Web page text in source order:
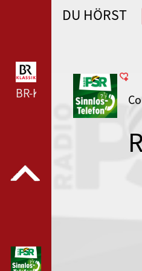
WDR 4 --- WDR 4 ---
BR-KLASSIK --- BR-
DU HÖRST